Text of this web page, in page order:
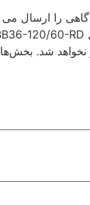
را ارسال
شد.